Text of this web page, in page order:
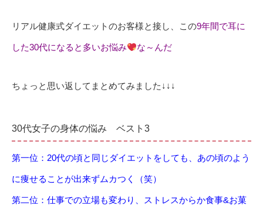
リアル健康式ダイエットのお客様と接し、この9年間で耳に
した30代になると多いお悩み な～んだ
ちょっと思い返してまとめてみました↓↓↓
30代女子の身体の悩み ベスト3
第一位：20代の頃と同じダイエットをしても、あの頃のよう
に痩せることが出来ずムカつく（笑）
第二位：仕事での立場も変わり、ストレスからか食事&お菓